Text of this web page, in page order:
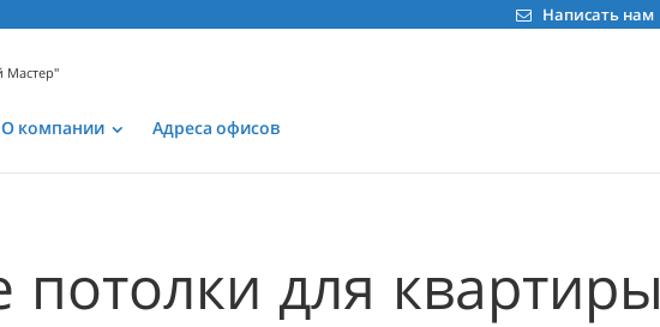
Написать нам
Мастер"
О компании Адреса офисов
для квартиры